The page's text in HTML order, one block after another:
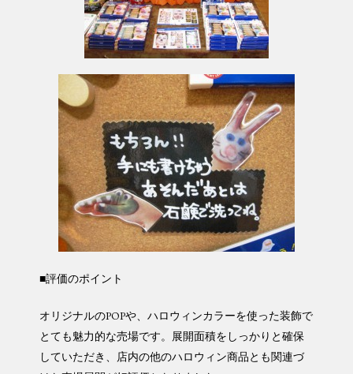
■評価のポイント
オリジナルのPOPや、ハロウィンカラーを使った装飾で
とても魅力的な売場です。展開面積をしっかりと確保
していただき、店内の他のハロウィン商品とも関連づ